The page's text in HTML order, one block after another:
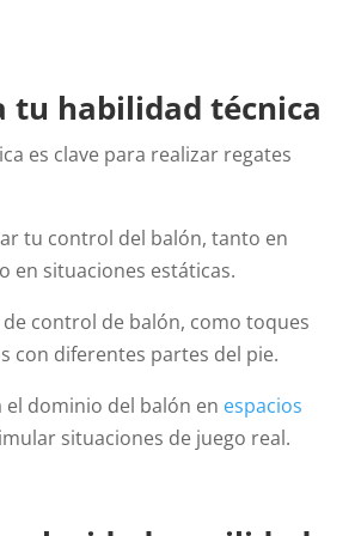
tu habilidad técnica
es clave para realizar regates
tu control del balón, tanto en
en situaciones estáticas.
de control de balón, como toques
con diferentes partes del pie.
el dominio del balón en espacios
situaciones de juego real.